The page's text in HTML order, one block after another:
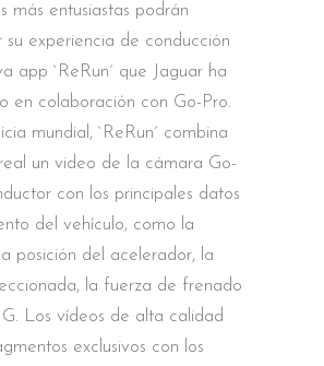
más entusiastas podrán
su experiencia de conducción
app `ReRun´ que Jaguar ha
en colaboración con Go-Pro.
mundial, `ReRun´ combina
un video de la cámara Go-
con los principales datos
del vehículo, como la
posición del acelerador, la
la fuerza de frenado
Los vídeos de alta calidad
exclusivos con los